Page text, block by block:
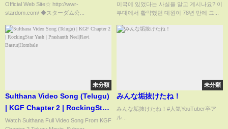
ト！-3.20沖縄大会-
【STARDOM】
Official Web Site☆ http://wwr-
stardom.com/ ◆スターダム公...
미국에 있었다는 사실을 알고 계시나요? 이
부대에서 활약했던 대원이 78년 만에 그...
未分類
Sulthana Video Song (Telugu)
| KGF Chapter 2 | RockingStar
Yash | Prashanth Neel|Ravi
Watch Sulthana Full Video Song From KGF
未分類
みんな垢抜けたね！
みんな垢抜けたね！#人気YouTuber卒ア
ル...